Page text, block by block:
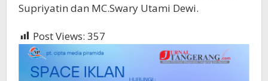
Supriyatin dan MC.Swary Utami Dewi.
Post Views: 357